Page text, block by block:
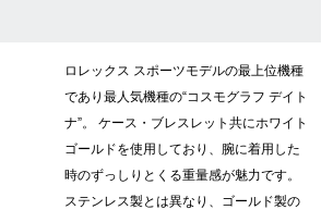
ロレックス スポーツモデルの最上位機種
であり最人気機種の“コスモグラフ デイト
ナ”。 ケース・ブレスレット共にホワイト
ゴールドを使用しており、腕に着用した
時のずっしりとくる重量感が魅力です。
ステンレス製とは異なり、ゴールド製の